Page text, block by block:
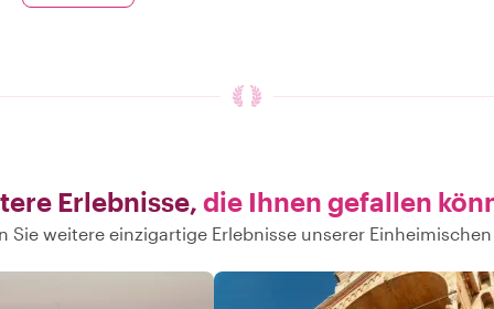
Erlebnisse, die Ihnen gefallen
Sie weitere einzigartige Erlebnisse unserer